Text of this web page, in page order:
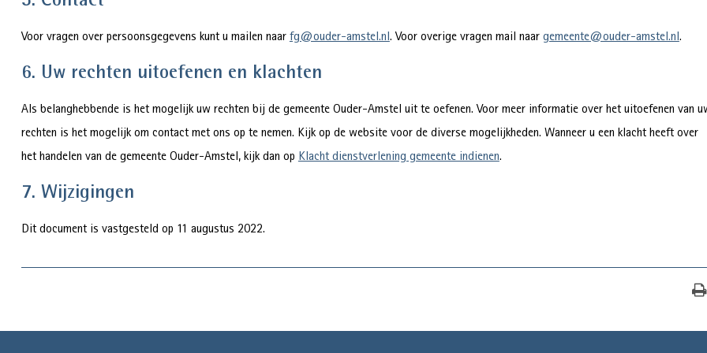
Voor vragen over persoonsgegevens kunt u mailen naar fg@ouder-amstel.nl. Voor overige vragen mail naar gemeente@ouder-amstel.nl.
6. Uw rechten uitoefenen en klachten
Als belanghebbende is het mogelijk uw rechten bij de gemeente Ouder-Amstel uit te oefenen. Voor meer informatie over het uitoefenen van
rechten is het mogelijk om contact met ons op te nemen. Kijk op de website voor de diverse mogelijkheden. Wanneer u een klacht heeft over
het handelen van de gemeente Ouder-Amstel, kijk dan op Klacht dienstverlening gemeente indienen.
7. Wijzigingen
Dit document is vastgesteld op 11 augustus 2022.